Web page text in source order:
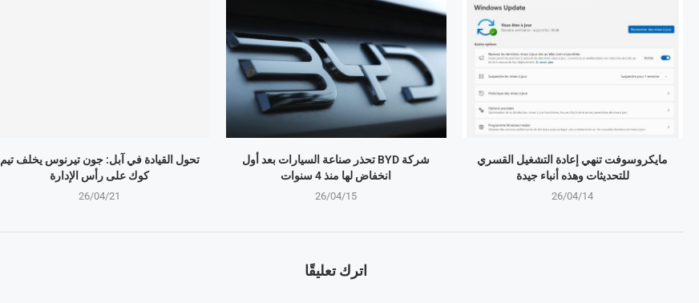
تحول القيادة في آبل: جون تيرنوس يخلف تيم
كوك على رأس الإدارة
26/04/21
شركة BYD تحذر صناعة السيارات بعد أول
انخفاض لها منذ 4 سنوات
26/04/15
مايكروسوفت تنهي إعادة التشغيل القسري
للتحديثات وهذه أنباء جيدة
26/04/14
اترك تعليقًا